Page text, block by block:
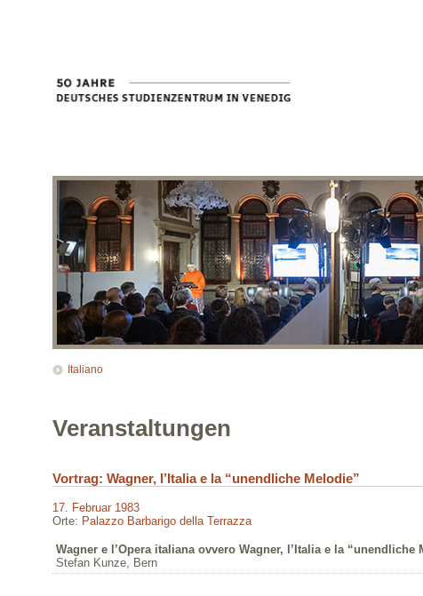
Italiano
Veranstaltungen
Vortrag: Wagner, l’Italia e la “unendliche Melodie”
17. Februar 1983
Orte: Palazzo Barbarigo della Terrazza
Wagner e l’Opera italiana ovvero Wagner, l’Italia e la “unendliche
Stefan Kunze, Bern